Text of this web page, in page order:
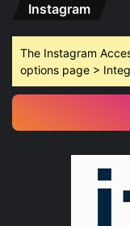
Instagram
The Instagram
options page >